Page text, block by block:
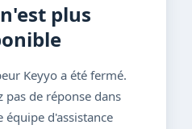
plus
Keyyo a été fermé.
pas de réponse dans
équipe d'assistance